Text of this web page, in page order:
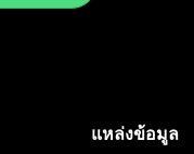
แหล่งข้อมูล